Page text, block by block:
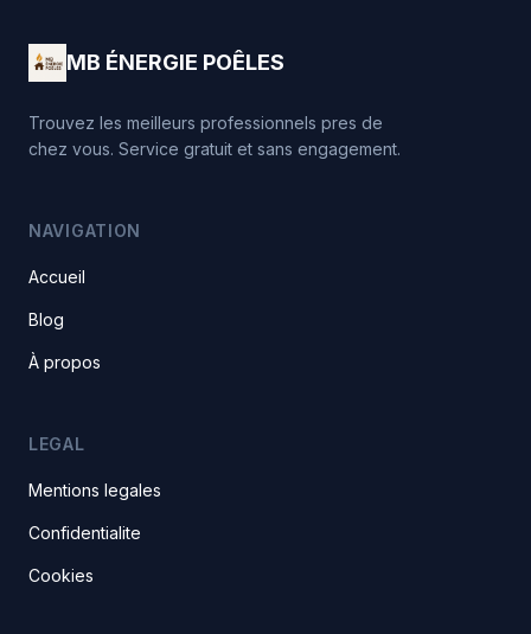
MB ÉNERGIE POÊLES
Trouvez les meilleurs professionnels pres de
chez vous. Service gratuit et sans engagement.
NAVIGATION
Accueil
Blog
À propos
LEGAL
Mentions legales
Confidentialite
Cookies